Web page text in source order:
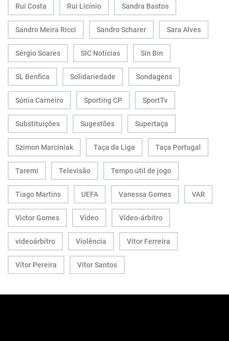
Rui Costa Rui Licínio Sandra Bastos
Sandro Meira Ricci Sandro Scharer Sara Alves
Sérgio Soares SIC Notícias Sin Bin
SL Benfica Solidariedade Sondagens
Sónia Carneiro Sporting CP SportTv
Substituições Sugestões Supertaça
Szimon Marciniak Taça da Liga Taça Portugal
Taremi Televisão Tempo útil de jogo
Tiago Martins UEFA Vanessa Gomes VAR
Victor Gomes Vídeo Vídeo-árbitro
videoárbitro Violência Vitor Ferreira
Vítor Pereira Vítor Santos